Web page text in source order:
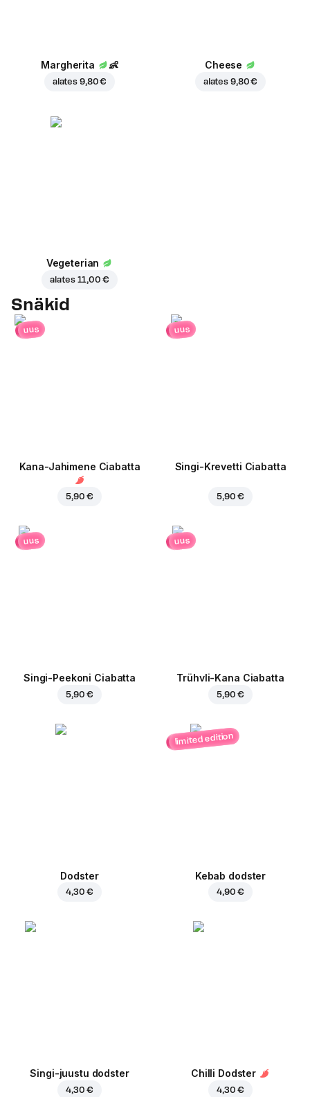
Margherita 👶
alates 9,80 €
Cheese
alates 9,80 €
Vegeterian
alates 11,00 €
Snäkid
uus
Kana-Jahimene Ciabatta
5,90 €
uus
Singi-Krevetti Ciabatta
5,90 €
uus
Singi-Peekoni Ciabatta
5,90 €
uus
Trühvli-Kana Ciabatta
5,90 €
Dodster
4,30 €
limited edition
Kebab dodster
4,90 €
Singi-juustu dodster
4,30 €
Chilli Dodster
4,30 €